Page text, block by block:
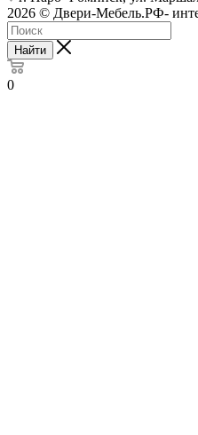
2026 © Двери-Мебель.РФ-
Найти
0